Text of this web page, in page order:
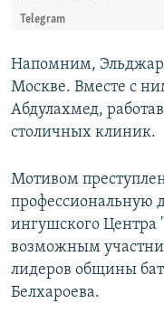
Telegram
Напомним,
Москве. Вместе с
Абдулахмед,
столичных клиник.
Мотивом
профессиональную
ингушского Центра
возможным
лидеров общины
Белхароева.